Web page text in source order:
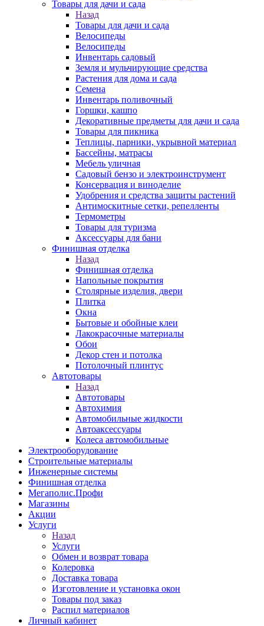
Товары для дачи и сада
Назад
Товары для дачи и сада
Велосипеды
Велосипеды
Инвентарь садовый
Земля и мульчирующие средства
Растения для дома и сада
Семена
Инвентарь поливочный
Горшки, кашпо
Декоративные предметы для дачи и сада
Товары для пикника
Теплицы, парники, укрывной материал
Бассейны, матрасы
Мебель уличная
Садовый бензо и электроинструмент
Консервация и виноделие
Удобрения и средства защиты растений
Антимоскитные сетки, репелленты
Термометры
Товары для туризма
Аксессуары для бани
Финишная отделка
Назад
Финишная отделка
Напольные покрытия
Столярные изделия, двери
Плитка
Окна
Бытовые и обойные клеи
Лакокрасочные материалы
Обои
Декор стен и потолка
Потолочный плинтус
Автотовары
Назад
Автотовары
Автохимия
Автомобильные жидкости
Автоаксессуары
Колеса автомобильные
Электрооборудование
Строительные материалы
Инженерные системы
Финишная отделка
Мегаполис.Профи
Магазины
Акции
Услуги
Назад
Услуги
Обмен и возврат товара
Колеровка
Доставка товара
Изготовление и установка окон
Товары под заказ
Распил материалов
Личный кабинет